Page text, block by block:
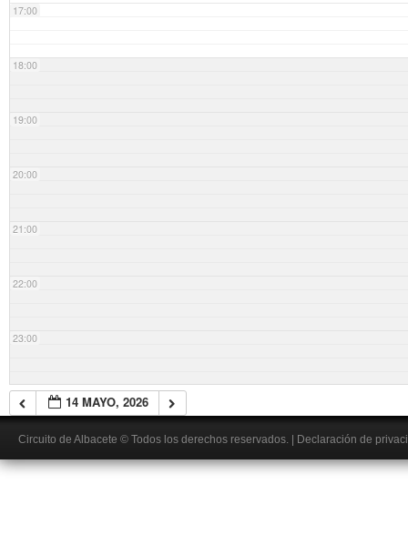
17:00
18:00
19:00
20:00
21:00
22:00
23:00
14 MAYO, 2026
Circuito de Albacete © Todos los derechos reservados. Declaración de